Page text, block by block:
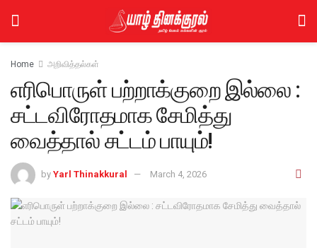
Home அறிவித்தல்கள்
எரிபொருள் பற்றாக்குறை இல்லை :
சட்டவிரோதமாக சேமித்து
வைத்தால் சட்டம் பாயும்!
by Yarl Thinakkural March 4, 2026